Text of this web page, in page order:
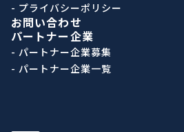
- プライバシーポリシー
お問い合わせ
パートナー企業
- パートナー企業募集
- パートナー企業一覧